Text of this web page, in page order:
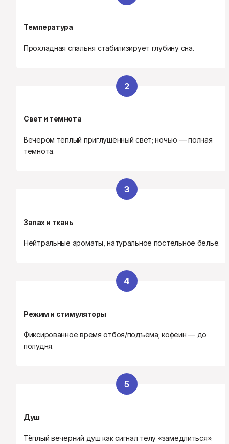
Температура
Прохладная спальня стабилизирует глубину сна.
2
Свет и темнота
Вечером тёплый приглушённый свет; ночью — полная
темнота.
3
Запах и ткань
Нейтральные ароматы, натуральное постельное бельё.
4
Режим и стимуляторы
Фиксированное время отбоя/подъёма; кофеин — до
полудня.
5
Душ
Тёплый вечерний душ как сигнал телу «замедлиться».